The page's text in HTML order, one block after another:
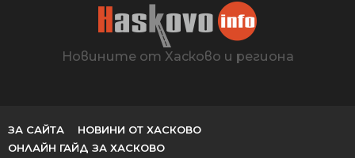
Новините от Хасково и региона
ЗА САЙТА
НОВИНИ ОТ ХАСКОВО
ОНЛАЙН ГАЙД ЗА ХАСКОВО